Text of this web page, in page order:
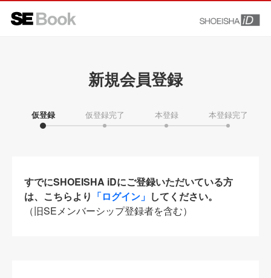
新規会員登録
仮登録 仮登録完了 本登録 本登録完了
すでにSHOEISHA iDにご登録いただいている方
は、こちらより 「ログイン」 してください。
（旧SEメンバーシップ登録者を含む）